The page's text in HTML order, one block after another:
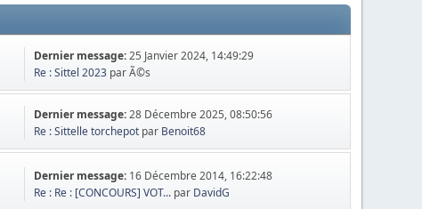
Dernier message:25 Janvier 2024, 14:49:29
Re : Sittel 2023 par Ã©s
Dernier message:28 Décembre 2025, 08:50:56
Re : Sittelle torchepot par Benoit68
Dernier message: 16 Décembre 2014, 16:22:48
Re : Re : [CONCOURS] VOT... par DavidG